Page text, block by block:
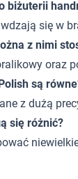
biżuterii
się w
z nimi
oraz
są
z dużą
się różnić?